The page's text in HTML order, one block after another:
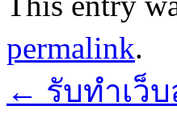
permalink.
← รับทำเว็